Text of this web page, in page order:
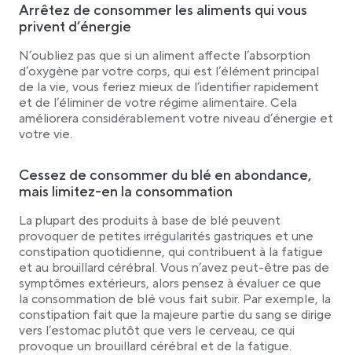
Arrêtez de consommer les aliments qui vous
privent d’énergie
N’oubliez pas que si un aliment affecte l’absorption
d’oxygène par votre corps, qui est l’élément principal
de la vie, vous feriez mieux de l’identifier rapidement
et de l’éliminer de votre régime alimentaire. Cela
améliorera considérablement votre niveau d’énergie et
votre vie.
Cessez de consommer du blé en abondance,
mais limitez-en la consommation
La plupart des produits à base de blé peuvent
provoquer de petites irrégularités gastriques et une
constipation quotidienne, qui contribuent à la fatigue
et au brouillard cérébral. Vous n’avez peut-être pas de
symptômes extérieurs, alors pensez à évaluer ce que
la consommation de blé vous fait subir. Par exemple, la
constipation fait que la majeure partie du sang se dirige
vers l’estomac plutôt que vers le cerveau, ce qui
provoque un brouillard cérébral et de la fatigue.